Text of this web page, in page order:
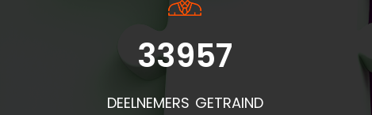
33957
DEELNEMERS GETRAIND